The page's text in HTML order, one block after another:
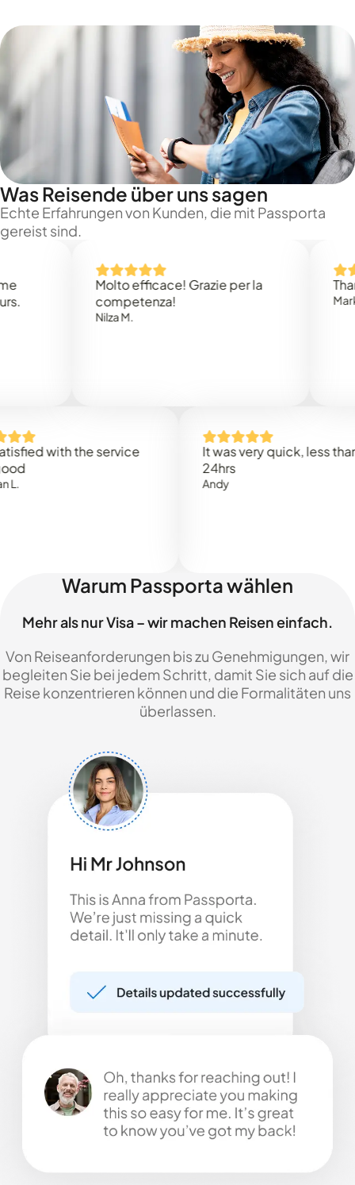
Was Reisende über uns sagen
Echte Erfahrungen von Kunden, die mit Passporta
gereist sind.
Molto efficace! Grazie per la
competenza!
Nilza M.
Thank
Mark N.
with the service
It was very quick, less than
Warum Passporta wählen
Mehr als nur Visa – wir machen Reisen einfach.
Von Reiseanforderungen bis zu Genehmigungen, wir
begleiten Sie bei jedem Schritt, damit Sie sich auf die
Reise konzentrieren können und die Formalitäten uns
überlassen.